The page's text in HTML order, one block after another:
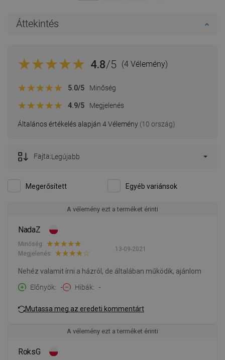
Áttekintés
4.8/5 (4 Vélemény)
Általános értékelés alapján 4 Vélemény (10 ország)
5.0/5 Minőség
4.9/5 Megjelenés
Megerősített Egyéb variánsok
Fajta:Legújabb
A vélemény ezt a terméket érinti
NadaZ
13-09-2021
Minőség:
Megjelenés:
Nehéz valamit írni a házról, de általában működik, ajánlom
Előnyök
- Hibák -
Mutassa meg az eredeti kommentárt
A vélemény ezt a terméket érinti
RoksG